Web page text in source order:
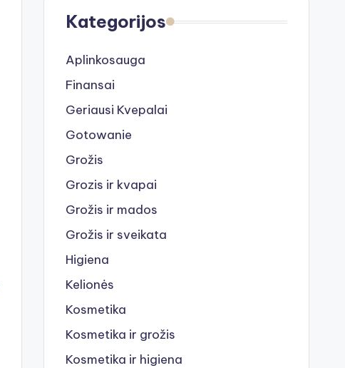
Kategorijos
Aplinkosauga
Finansai
Geriausi Kvepalai
Gotowanie
Grožis
Grozis ir kvapai
Grožis ir mados
Grožis ir sveikata
Higiena
Kelionės
Kosmetika
Kosmetika ir grožis
Kosmetika ir higiena